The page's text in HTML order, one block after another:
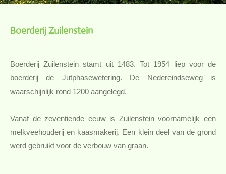
Boerderij Zuilenstein
Boerderij Zuilenstein stamt uit 1483. Tot 1954 liep voor de
boerderij de Jutphasewetering. De Nedereindseweg is
waarschijnlijk rond 1200 aangelegd.
Vanaf de zeventiende eeuw is Zuilenstein voornamelijk een
melkveehouderij en kaasmakerij. Een klein deel van de grond
werd gebruikt voor de verbouw van graan.